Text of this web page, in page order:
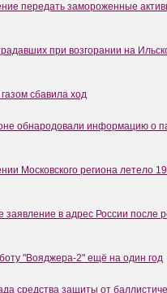
передать замороженные
при возгорании на
сбавила ход
обнародовали информацию о
Московского региона летело
заявление в адрес России после
"Вояджера-2" ещё на один год
средства защиты от